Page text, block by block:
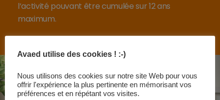
l’activité pouvant être cumulée sur 12 ans
maximum.
Avaed utilise des cookies ! :-)
Nous utilisons des cookies sur notre site Web pour vous
offrir l'expérience la plus pertinente en mémorisant vos
préférences et en répétant vos visites.